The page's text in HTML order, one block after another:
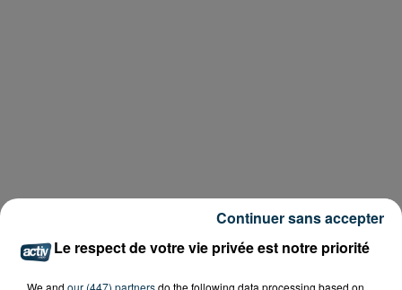
Le respect de votre vie privée est notre priorité
We and our (447) partnersdo the following data processing based on
Continuer sans accepter